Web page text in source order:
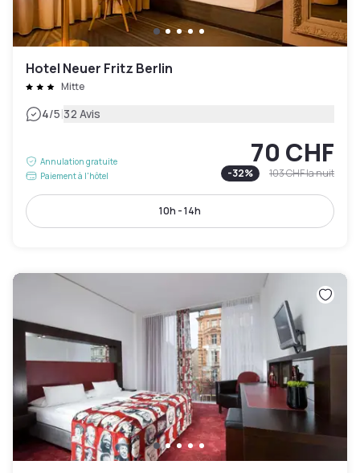
Hotel Neuer Fritz Berlin
Mitte
4/5|32 Avis
Annulation gratuite
Paiement à l'hôtel
70 CHF
-32% 103 CHFla nuit
10h - 14h